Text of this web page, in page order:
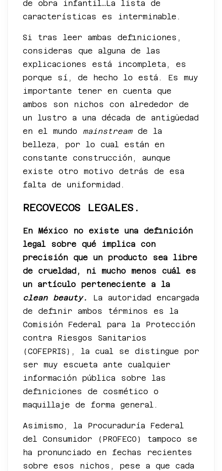
de obra infantil…La lista de
características es interminable.
Si tras leer ambas definiciones,
consideras que alguna de las
explicaciones está incompleta, es
porque sí, de hecho lo está. Es muy
importante tener en cuenta que
ambos son nichos con alrededor de
un lustro a una década de antigüedad
en el mundo mainstream de la
belleza, por lo cual están en
constante construcción, aunque
existe otro motivo detrás de esa
falta de uniformidad.
RECOVECOS LEGALES.
En México no existe una definición
legal sobre qué implica con
precisión que un producto sea libre
de crueldad, ni mucho menos cuál es
un artículo perteneciente a la
clean beauty. La autoridad encargada
de definir ambos términos es la
Comisión Federal para la Protección
contra Riesgos Sanitarios
(COFEPRIS), la cual se distingue por
ser muy escueta ante cualquier
información pública sobre las
definiciones de cosmético o
maquillaje de forma general.
Asimismo, la Procuraduría Federal
del Consumidor (PROFECO) tampoco se
ha pronunciado en fechas recientes
sobre esos nichos, pese a que cada